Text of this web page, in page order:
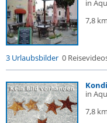
in
7,8
3 Urlaubsbilder 0
in
7,8